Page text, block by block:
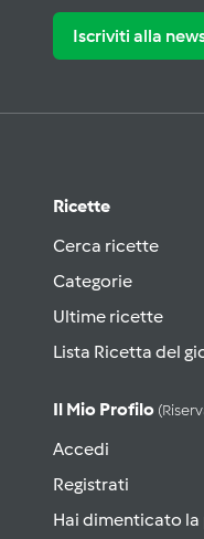
Iscriviti alla
Ricette
Cerca ricette
Categorie
Ultime ricette
Lista Ricetta del
Il Mio Profilo
Accedi
Registrati
Hai dimenticato la